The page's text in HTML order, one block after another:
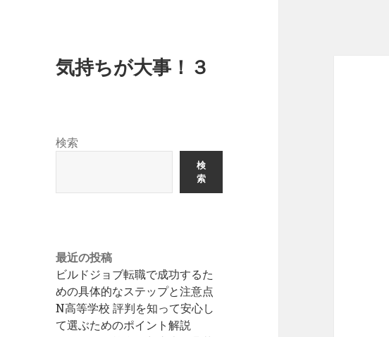
気持ちが大事！３
検索
検
索
最近の投稿
ビルドジョブ転職で成功するた
めの具体的なステップと注意点
N高等学校 評判を知って安心し
て選ぶためのポイント解説